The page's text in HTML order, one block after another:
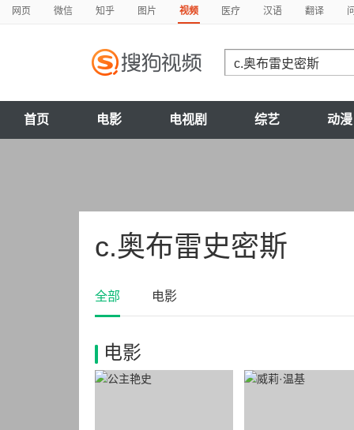
网页 微信 知乎 图片 视频 医疗 汉语 翻译
首页 电影 电视剧 综艺 动漫
c.奥布雷史密斯
全部 电影
电影